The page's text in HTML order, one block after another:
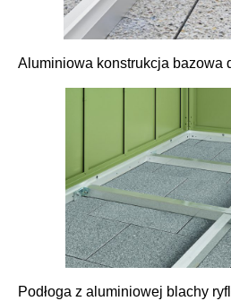
Aluminiowa konstrukcja bazowa
Podłoga z aluminiowej blachy